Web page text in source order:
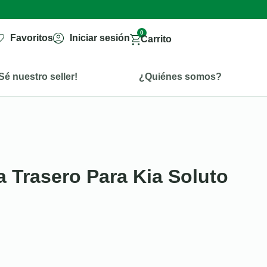
Favoritos Iniciar sesión
0
Carrito
nuestro seller! ¿Quiénes somos?
Trasero Para Kia Soluto